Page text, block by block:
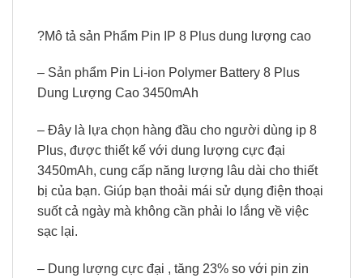
?Mô tả sản Phẩm Pin IP 8 Plus dung lượng cao
– Sản phẩm Pin Li-ion Polymer Battery 8 Plus
Dung Lượng Cao 3450mAh
– Đây là lựa chọn hàng đầu cho người dùng ip 8
Plus, được thiết kế với dung lượng cực đại
3450mAh, cung cấp năng lượng lâu dài cho thiết
bị của bạn. Giúp bạn thoải mái sử dụng điện thoại
suốt cả ngày mà không cần phải lo lắng về việc
sạc lại.
– Dung lượng cực đại , tăng 23% so với pin zin